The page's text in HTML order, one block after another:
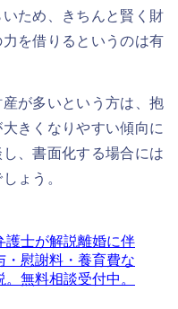
ため、きちんと賢く財
を借りるというのは有
が多いという方は、抱
きくなりやすい傾向に
、書面化する場合には
ょう。
護士が解説離婚に伴
・慰謝料・養育費な
無料相談受付中。